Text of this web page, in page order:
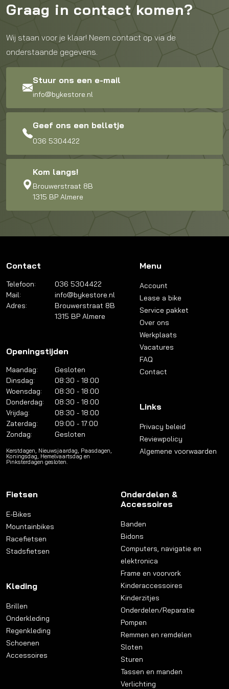
Graag in contact komen?
Wij staan voor je klaar! Neem contact op via de
onderstaande gegevens.
Stuur ons een e-mail
info@bykestore.nl
Geef ons een belletje
036 5304422
Kom langs!
Brouwerstraat 8B
1315 BP Almere
Contact
Telefoon:
036 5304422
Mail:
info@bykestore.nl
Adres:
Brouwerstraat 8B
1315 BP Almere
Openingstijden
Maandag:
Gesloten
Dinsdag:
08:30 - 18:00
Woensdag:
08:30 - 18:00
Donderdag:
08:30 - 18:00
Vrijdag:
08:30 - 18:00
Zaterdag:
09:00 - 17:00
Zondag:
Gesloten
Kerstdagen, Nieuwsjaardag, Paasdagen,
Koningsdag, Hemelvaartsdag en
Pinksterdagen gesloten.
Menu
Account
Lease a bike
Service pakket
Over ons
Werkplaats
Vacatures
FAQ
Contact
Links
Privacy beleid
Reviewpolicy
Algemene voorwaarden
Fietsen
E-Bikes
Mountainbikes
Racefietsen
Stadsfietsen
Kleding
Brillen
Onderkleding
Regenkleding
Schoenen
Accessoires
Onderdelen &
Accessoires
Banden
Bidons
Computers, navigatie en
elektronica
Frame en voorvork
Kinderaccessoires
Kinderzitjes
Onderdelen/Reparatie
Pompen
Remmen en remdelen
Sloten
Sturen
Tassen en manden
Verlichting